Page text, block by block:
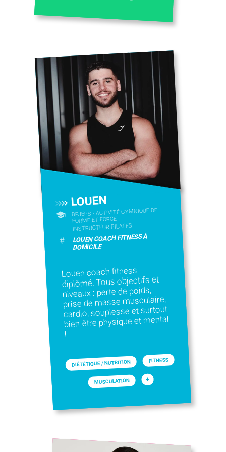
LOUEN
BPJEPS - ACTIVITÉ GYMNIQUE DE
FORME ET FORCE
INSTRUCTEUR PILATES
# LOUEN COACH FITNESS À
DOMICILE
Louen coach fitness
diplômé. Tous objectifs et
niveaux : perte de poids,
prise de masse musculaire,
cardio, souplesse et surtout
bien-être physique et mental
!
DIÉTÉTIQUE / NUTRITION FITNESS
MUSCULATION +